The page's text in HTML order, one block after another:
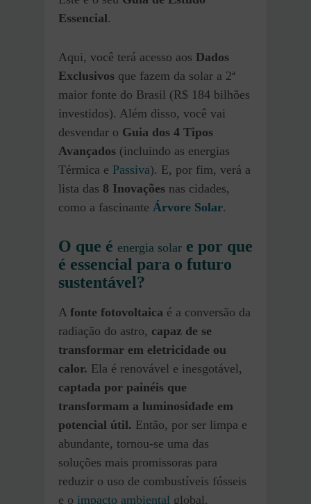
Essencial.
Aqui, você terá acesso aos Dados
Exclusivos que fazem da solar a 2ª
maior fonte do Brasil (R$ 184 bilhões
investidos). Além disso, você vai
desvendar o Guia dos 4 Tipos
Avançados (incluindo as energias
Térmica e Passiva). E, por fim, verá a
lista das 8 Inovações nas cidades,
como a fascinante Árvore Solar.
O que é energia solar e por que
é essencial para o futuro
sustentável?
A fonte fotovoltaica é a conversão da
radiação do astro, capaz de se
transformar em eletricidade ou
calor. Ela é renovável e inesgotável,
captada por painéis que
transformam a luminosidade em
potencial útil. Então, por ser limpa e
abundante, tornou-se uma das
soluções mais promissoras para
reduzir o uso de combustíveis fósseis
e o impacto ambiental global.